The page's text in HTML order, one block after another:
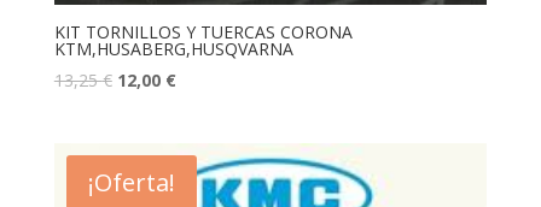
KIT TORNILLOS Y TUERCAS CORONA
KTM,HUSABERG,HUSQVARNA
13,25€ 12,00 €
¡Oferta!